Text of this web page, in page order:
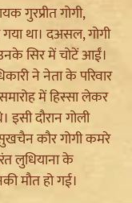
गुरप्रीत गोगी,
गया था। दअसल, गोगी
सिर में चोटें आईं।
ने नेता के परिवार
में हिस्सा लेकर
दौरान गोली
कौर गोगी कमरे
लुधियाना के
मौत हो गई।